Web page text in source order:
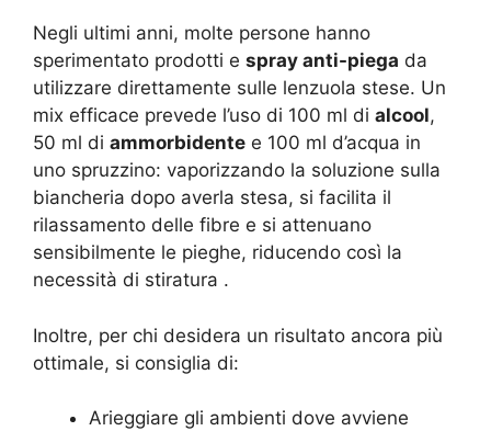
Negli ultimi anni, molte persone hanno
sperimentato prodotti e spray anti-piega da
utilizzare direttamente sulle lenzuola stese. Un
mix efficace prevede l’uso di 100 ml di alcool,
50 ml di ammorbidente e 100 ml d’acqua in
uno spruzzino: vaporizzando la soluzione sulla
biancheria dopo averla stesa, si facilita il
rilassamento delle fibre e si attenuano
sensibilmente le pieghe, riducendo così la
necessità di stiratura .
Inoltre, per chi desidera un risultato ancora più
ottimale, si consiglia di:
Arieggiare gli ambienti dove avviene